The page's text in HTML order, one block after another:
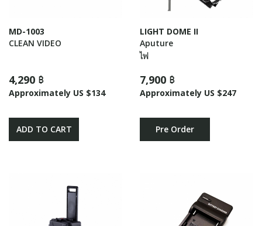
MD-1003
CLEAN VIDEO
4,290 ฿
Approximately US $134
ADD TO CART
LIGHT DOME II
Aputure
ไฟ
7,900 ฿
Approximately US $247
Pre Order